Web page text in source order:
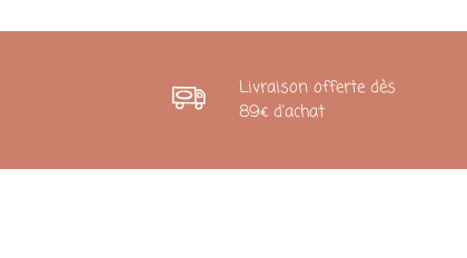
Livraison offerte dès
89€ d'achat